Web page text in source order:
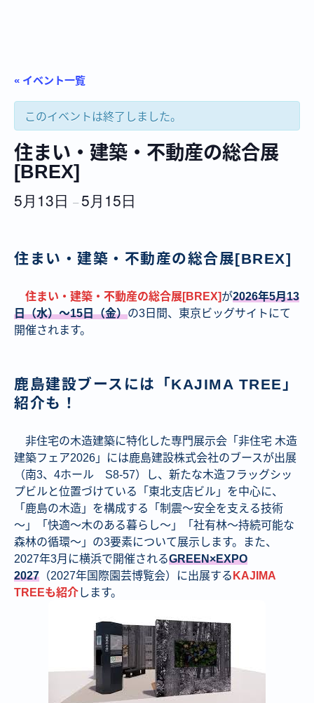
« イベント一覧
このイベントは終了しました。
住まい・建築・不動産の総合展
[BREX]
5月13日 – 5月15日
住まい・建築・不動産の総合展[BREX]
住まい・建築・不動産の総合展[BREX]が2026年5月13
日（水）～15日（金）の3日間、東京ビッグサイトにて
開催されます。
鹿島建設ブースには「KAJIMA TREE」
紹介も！
非住宅の木造建築に特化した専門展示会「非住宅 木造
建築フェア2026」には鹿島建設株式会社のブースが出展
（南3、4ホール S8-57）し、新たな木造フラッグシッ
プビルと位置づけている「東北支店ビル」を中心に、
「鹿島の木造」を構成する「制震～安全を支える技術
～」「快適～木のある暮らし～」「社有林～持続可能な
森林の循環～」の3要素について展示します。また、
2027年3月に横浜で開催されるGREEN×EXPO
2027 （2027年国際園芸博覧会）に出展する KAJIMA
TREEも紹介します。